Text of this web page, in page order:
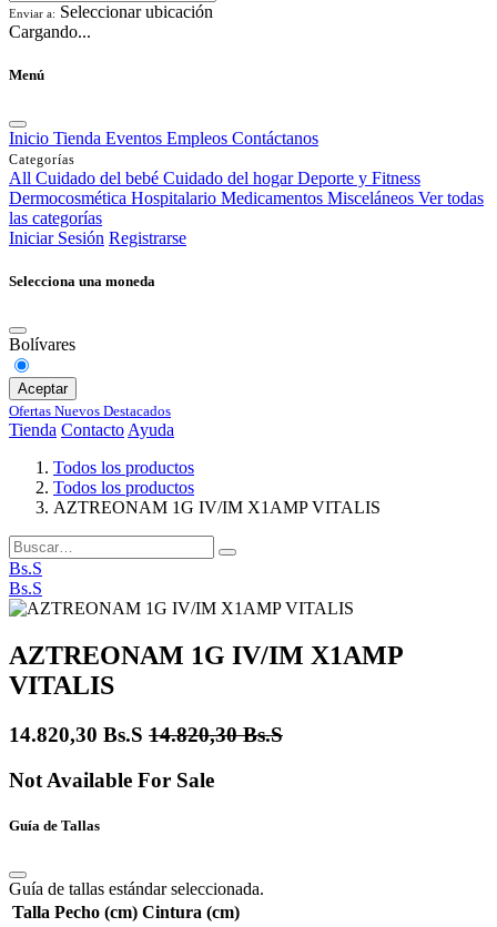
Enviar a: Seleccionar ubicación
Cargando...
Menú
Inicio Tienda Eventos Empleos Contáctanos
Categorías
All Cuidado del bebé Cuidado del hogar Deporte y Fitness
Dermocosmética Hospitalario Medicamentos Misceláneos Ver todas
las categorías
Iniciar Sesión Registrarse
Selecciona una moneda
Bolívares
Aceptar
Ofertas Nuevos Destacados
Tienda Contacto Ayuda
Todos los productos
Todos los productos
AZTREONAM 1G IV/IM X1AMP VITALIS
Bs.S
Bs.S
AZTREONAM 1G IV/IM X1AMP
VITALIS
14.820,30 Bs.S 14.820,30Bs.S
Not Available For Sale
Guía de Tallas
Guía de tallas estándar seleccionada.
Talla Pecho (cm) Cintura (cm)